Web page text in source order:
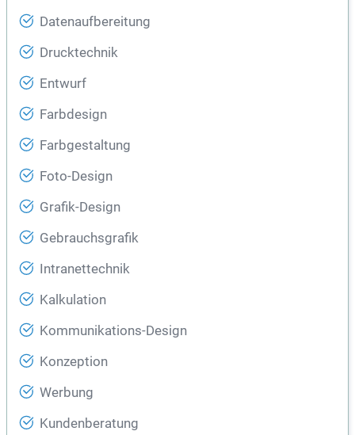
Datenaufbereitung
Drucktechnik
Entwurf
Farbdesign
Farbgestaltung
Foto-Design
Grafik-Design
Gebrauchsgrafik
Intranettechnik
Kalkulation
Kommunikations-Design
Konzeption
Werbung
Kundenberatung